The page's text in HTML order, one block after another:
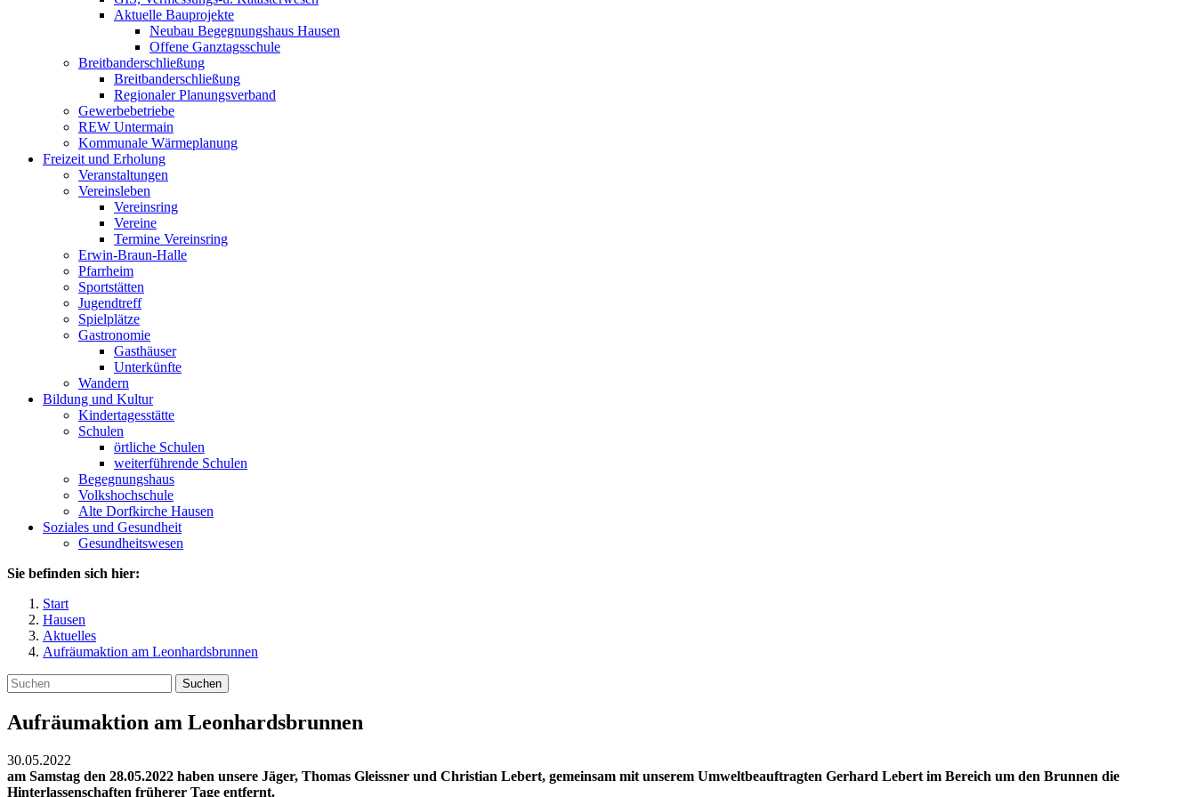
Aktuelle Bauprojekte
Neubau Begegnungshaus Hausen
Offene Ganztagsschule
Breitbanderschließung
Breitbanderschließung
Regionaler Planungsverband
Gewerbebetriebe
REW Untermain
Kommunale Wärmeplanung
Freizeit und Erholung
Veranstaltungen
Vereinsleben
Vereinsring
Vereine
Termine Vereinsring
Erwin-Braun-Halle
Pfarrheim
Sportstätten
Jugendtreff
Spielplätze
Gastronomie
Gasthäuser
Unterkünfte
Wandern
Bildung und Kultur
Kindertagesstätte
Schulen
örtliche Schulen
weiterführende Schulen
Begegnungshaus
Volkshochschule
Alte Dorfkirche Hausen
Soziales und Gesundheit
Gesundheitswesen
Sie befinden sich hier:
Start
Hausen
Aktuelles
Aufräumaktion am Leonhardsbrunnen
Suchen
Aufräumaktion am Leonhardsbrunnen
30.05.2022
am Samstag den 28.05.2022 haben unsere Jäger, Thomas Gleissner und Christian Lebert, gemeinsam mit unserem Umweltbeauftragten Gerhard Lebert im Bereich um den Brunnen die
Hinterlassenschaften früherer Tage entfernt.